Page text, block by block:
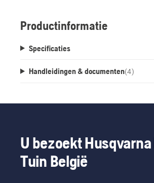
Productinformatie
Specificaties
Handleidingen & documenten(4)
U bezoekt Husqvarna
Tuin België